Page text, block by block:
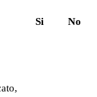
Si No